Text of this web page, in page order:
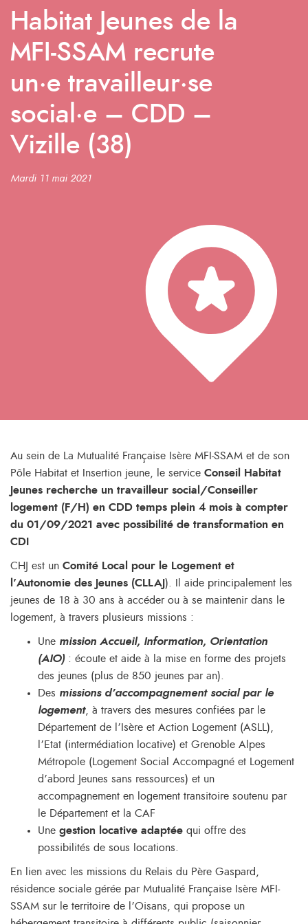
Habitat Jeunes de la
MFI-SSAM recrute
un·e travailleur·se
social·e – CDD –
Vizille (38)
Mardi 11 mai 2021
Au sein de La Mutualité Française Isère MFI-SSAM et de son
Pôle Habitat et Insertion jeune, le service Conseil Habitat
Jeunes recherche un travailleur social/Conseiller
logement (F/H) en CDD temps plein 4 mois à compter
du 01/09/2021 avec possibilité de transformation en
CDI
CHJ est un Comité Local pour le Logement et
l’Autonomie des Jeunes (CLLAJ ). Il aide principalement les
jeunes de 18 à 30 ans à accéder ou à se maintenir dans le
logement, à travers plusieurs missions :
Une mission Accueil, Information, Orientation
(AIO): écoute et aide à la mise en forme des projets
des jeunes (plus de 850 jeunes par an).
Des missions d’accompagnement social par le
logement, à travers des mesures confiées par le
Département de l’Isère et Action Logement (ASLL),
l’Etat (intermédiation locative) et Grenoble Alpes
Métropole (Logement Social Accompagné et Logement
d’abord Jeunes sans ressources) et un
accompagnement en logement transitoire soutenu par
le Département et la CAF
Une gestion locative adaptée qui offre des
possibilités de sous locations.
En lien avec les missions du Relais du Père Gaspard,
résidence sociale gérée par Mutualité Française Isère MFI-
SSAM sur le territoire de l’Oisans, qui propose un